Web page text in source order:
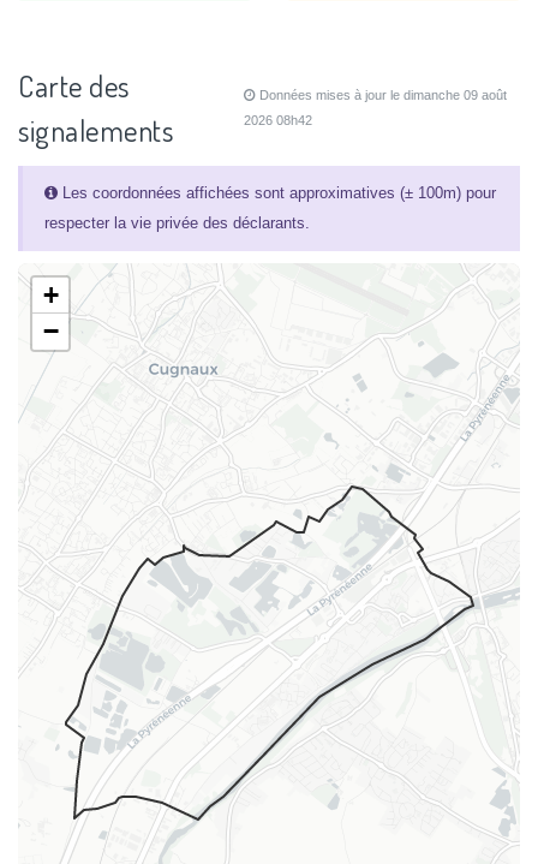
Carte des
signalements
Données mises à jour le dimanche 09 août
2026 08h42
Les coordonnées affichées sont approximatives (± 100m) pour
respecter la vie privée des déclarants.
+
−